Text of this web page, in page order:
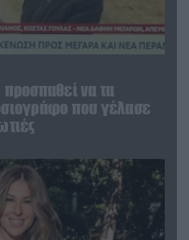
προσπαθεί να τα
που γέλασε